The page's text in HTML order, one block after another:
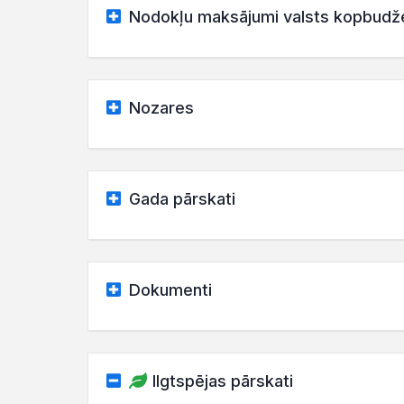
Nodokļu maksājumi valsts
Nozares
Gada pārskati
Dokumenti
Ilgtspējas pārskati